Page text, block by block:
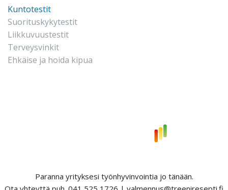
Kuntotestit
Suorituskykytestit
Liikkuvuustestit
Terveysvinkit
Ehkäise ja hoida kipua
Paranna yrityksesi työnhyvinvointia jo tänään.